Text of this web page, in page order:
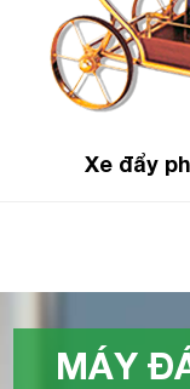
Xe đẩy
MÁY